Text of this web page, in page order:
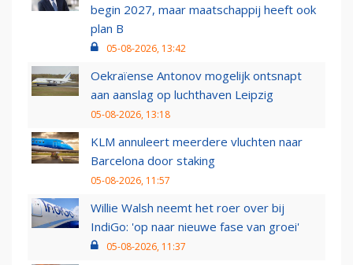
begin 2027, maar maatschappij heeft ook
plan B
05-08-2026, 13:42
Oekraïense Antonov mogelijk ontsnapt
aan aanslag op luchthaven Leipzig
05-08-2026, 13:18
KLM annuleert meerdere vluchten naar
Barcelona door staking
05-08-2026, 11:57
Willie Walsh neemt het roer over bij
IndiGo: 'op naar nieuwe fase van groei'
05-08-2026, 11:37